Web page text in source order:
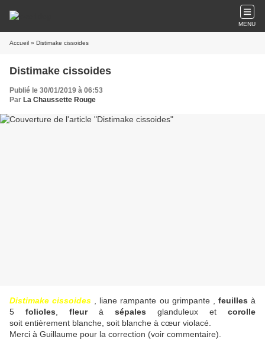
MENU
Accueil » Distimake cissoides
Distimake cissoides
Publié le 30/01/2019 à 06:53
Par La Chaussette Rouge
Distimake cissoides , liane rampante ou grimpante , feuillesà
5 folioles fleur à sépales glanduleux et corolle
soit entièrement blanche, soit blanche à cœur violacé.
Merci à Guillaume pour la correction (voir commentaire).